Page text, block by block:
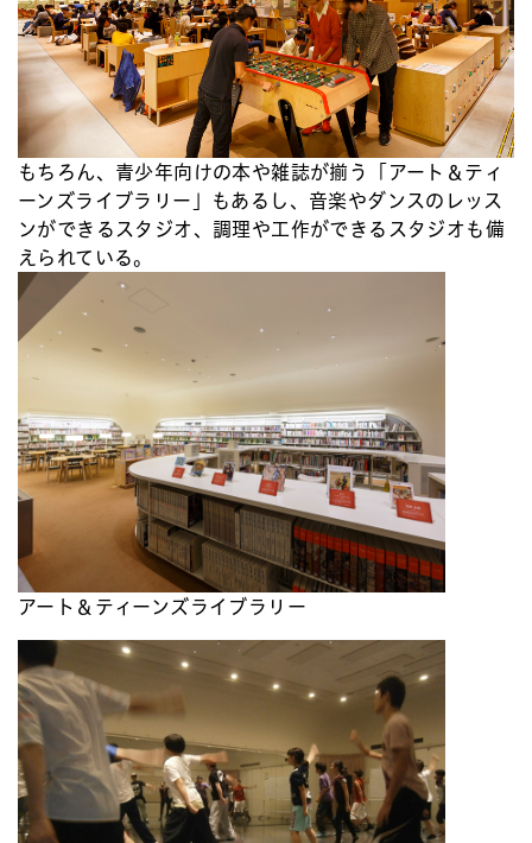
もちろん、青少年向けの本や雑誌が揃う「アート＆ティ
ーンズライブラリー」もあるし、音楽やダンスのレッス
ンができるスタジオ、調理や工作ができるスタジオも備
えられている。
アート＆ティーンズライブラリー